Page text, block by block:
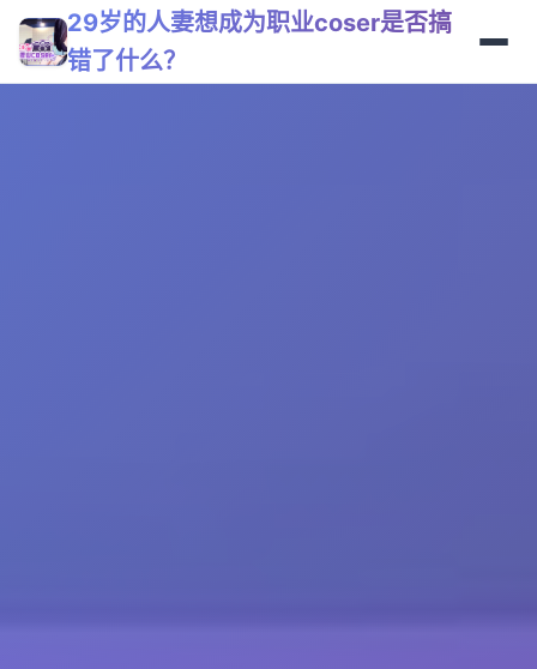
29岁的人妻想成为职业coser是否搞
错了什么？